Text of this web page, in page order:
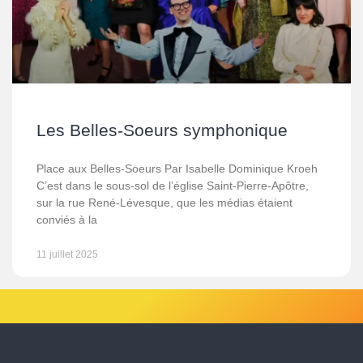
Les Belles-Soeurs symphonique
Place aux Belles-Soeurs Par Isabelle Dominique Kroeh
C’est dans le sous-sol de l’église Saint-Pierre-Apôtre,
sur la rue René-Lévesque, que les médias étaient
conviés à la
11 juillet 2025